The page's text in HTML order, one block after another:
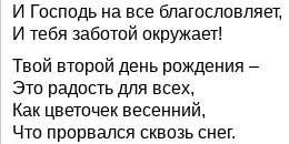
И Господь на все благословляет,
И тебя заботой окружает!
Твой второй день рождения –
Это радость для всех,
Как цветочек весенний,
Что прорвался сквозь снег.